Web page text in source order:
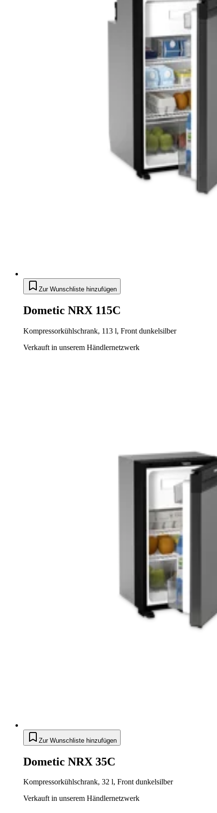
Zur Wunschliste hinzufügen
Dometic NRX 115C
Kompressorkühlschrank, 113 l, Front dunkelsilber
Verkauft in unserem Händlernetzwerk
Zur Wunschliste hinzufügen
Dometic NRX 35C
Kompressorkühlschrank, 32 l, Front dunkelsilber
Verkauft in unserem Händlernetzwerk